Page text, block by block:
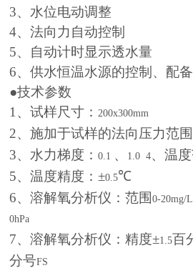
3、水位电动调整
4、法向力自动控制
5、自动计时显示透水量
6、供水恒温水源的控制、配
●技术参数
1 、试样尺寸： 200x300mm
2、施加于试样的法向压力范围
3、水力梯度：0.1 、 1.0 4、温
5、温度精度：±0.5℃
6、溶解氧分析仪：范围0-20mg/L
0hPa
7、溶解氧分析仪：精度±1.5百
分号FS